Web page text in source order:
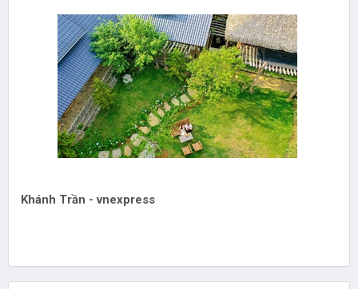
Khánh Trần - vnexpress